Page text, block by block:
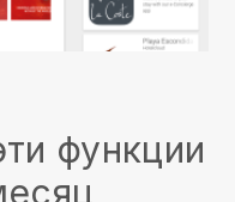
функции